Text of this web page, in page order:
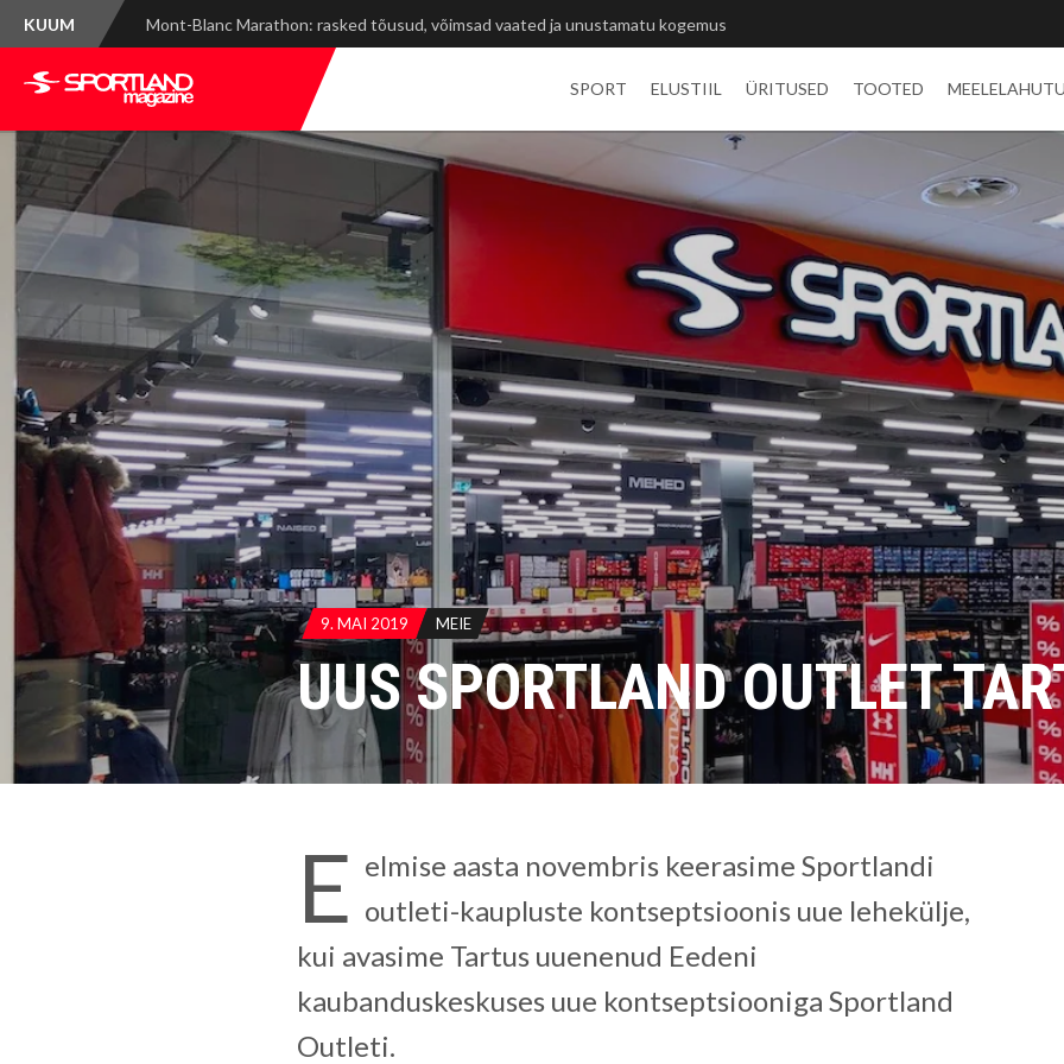
KUUM Spordinädala kokkuvõte: WRC Delfi Rally Estonia ja tiitlivõistluste medalid
SPORT ELUSTIIL ÜRITUSED TOOTED
9. MAI 2019 MEIE
UUS SPORTLAND OUTLET
E elmise aasta novembris keerasime Sportlandi
outleti-kaupluste kontseptsioonis uue lehekülje,
kui avasime Tartus uuenenud Eedeni
kaubanduskeskuses uue kontseptsiooniga Sportland
Outleti.